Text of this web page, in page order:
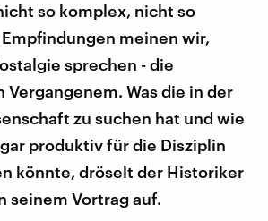
so komplex, nicht so
meinen wir,
sprechen - die
Vergangenem. Was die in der
zu suchen hat und wie
produktiv für die Disziplin
könnte, dröselt der Historiker
seinem Vortrag auf.